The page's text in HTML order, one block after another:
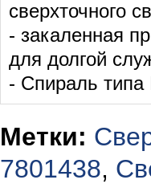
сверхточного
- закаленная
для долгой
- Спираль типа
Метки:
7801438,